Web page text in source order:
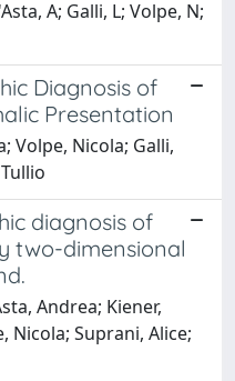
A; Galli, L; Volpe, N;
Diagnosis of
Presentation
Volpe, Nicola; Galli,
diagnosis of
two-dimensional
Andrea; Kiener,
Nicola; Suprani, Alice;